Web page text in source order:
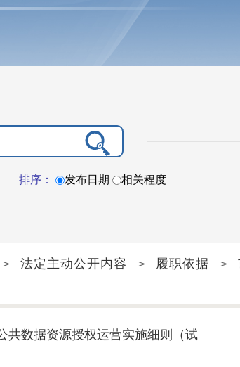
排序： 发布日期 相关程度
> 法定主动公开内容 > 履职依据 >
共数据资源授权运营实施细则（试